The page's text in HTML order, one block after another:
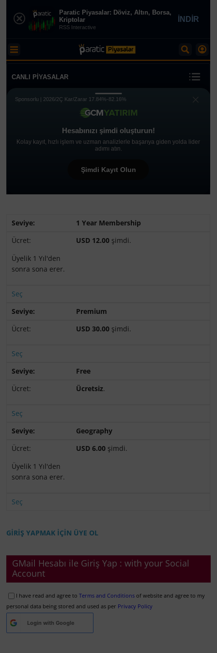
1 Year Membership
USD 12.00 şimdi.
Üyelik 1 Yıl'den
sonra sona erer.
Seç
Premium
USD 30.00 şimdi.
Seç
Free
Ücretsiz.
Seç
Geography
USD 6.00 şimdi.
Üyelik 1 Yıl'den
sonra sona erer.
Seç
GİRİŞ YAPMAK İÇİN ÜYE OL
GMail Hesabı ile Giriş Yap : with your Social
Account
I have read and agree toTerms and Conditions of website and agree to my
personal data being stored and used as per Privacy Policy
Login with Google